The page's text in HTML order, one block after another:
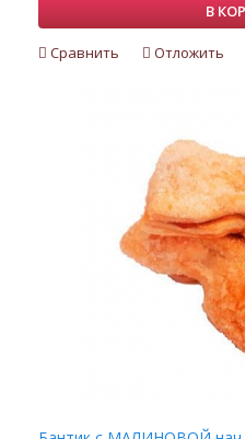
В
Сравнить Отложить